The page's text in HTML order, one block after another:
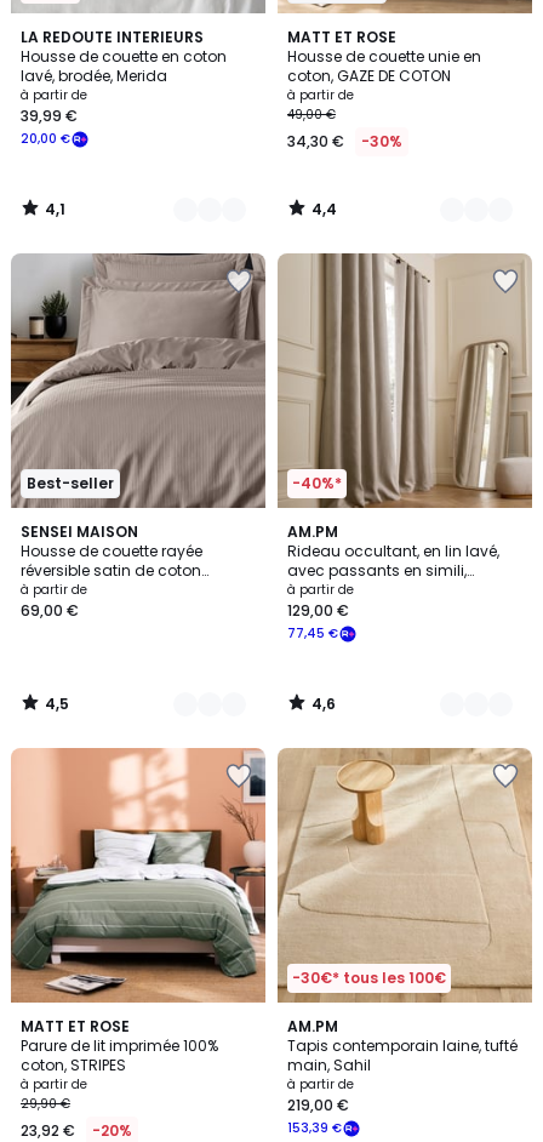
LA REDOUTE INTERIEURS
Housse de couette en coton
lavé, brodée, Merida
à partir de
20,00 €
39,99 €
4,1
/ 5
4
Couleurs
4,1
/
MATT ET ROSE
Housse de couette unie en
coton, GAZE DE COTON
à partir de
49,00 €
34,30 € -30%
4,4
/ 5
11
Couleurs
4,4
/
Best-seller
SENSEI MAISON
Housse de couette rayée
réversible satin de coton
VERSALUXE
à partir de
69,00 €
4,5
/ 5
8
Couleurs
4,5
/
-40%*
AM.PM
Rideau occultant, en lin lavé,
avec passants en simili,
PRIVATE
à partir de
77,45 €
129,00 €
4,6
/ 5
11
Couleurs
4,6
/
MATT ET ROSE
Parure de lit imprimée 100%
coton, STRIPES
à partir de
29,90 €
23,92 € -20%
4,7
/ 5
2
Couleurs
-30€* tous les 100€
AM.PM
Tapis contemporain laine, tufté
main, Sahil
à partir de
153,39 €
219,00 €
5
/
5